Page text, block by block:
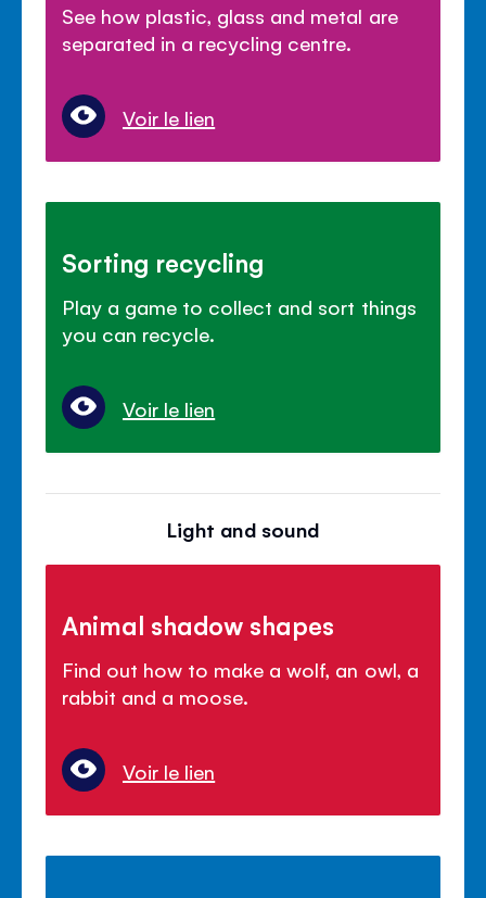
See how plastic, glass and metal are
separated in a recycling centre.
Voir le lien
Sorting recycling
Play a game to collect and sort things
you can recycle.
Voir le lien
Light and sound
Animal shadow shapes
Find out how to make a wolf, an owl, a
rabbit and a moose.
Voir le lien